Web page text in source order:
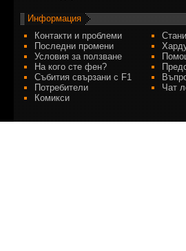
Информация
Контакти и проблеми
Последни промени
Условия за ползване
На кого сте фен?
Събития свързани с F1
Потребители
Чат
Комикси